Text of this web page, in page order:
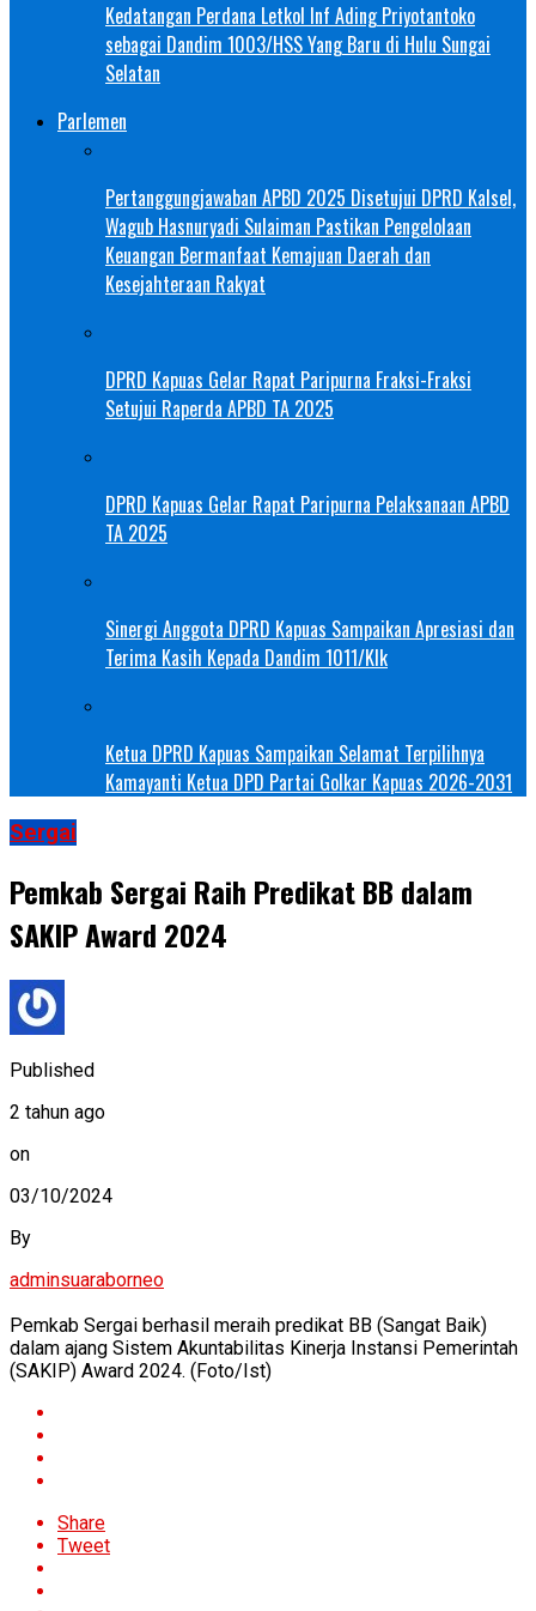
Kedatangan Perdana Letkol Inf Ading Priyotantoko
sebagai Dandim 1003/HSS Yang Baru di Hulu Sungai
Selatan
Parlemen
Pertanggungjawaban APBD 2025 Disetujui DPRD Kalsel,
Wagub Hasnuryadi Sulaiman Pastikan Pengelolaan
Keuangan Bermanfaat Kemajuan Daerah dan
Kesejahteraan Rakyat
DPRD Kapuas Gelar Rapat Paripurna Fraksi-Fraksi
Setujui Raperda APBD TA 2025
DPRD Kapuas Gelar Rapat Paripurna Pelaksanaan APBD
TA 2025
Sinergi Anggota DPRD Kapuas Sampaikan Apresiasi dan
Terima Kasih Kepada Dandim 1011/Klk
Ketua DPRD Kapuas Sampaikan Selamat Terpilihnya
Kamayanti Ketua DPD Partai Golkar Kapuas 2026-2031
Sergai
Pemkab Sergai Raih Predikat BB dalam
SAKIP Award 2024
Published
2 tahun ago
on
03/10/2024
By
adminsuaraborneo
Pemkab Sergai berhasil meraih predikat BB (Sangat Baik)
dalam ajang Sistem Akuntabilitas Kinerja Instansi Pemerintah
(SAKIP) Award 2024. (Foto/Ist)
Share
Tweet